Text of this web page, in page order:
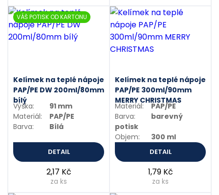
VÁŠ POTISK OD KARTONU
Kelímek na teplé nápoje
PAP/PE DW 200ml/80mm
bílý
Výška:
91 mm
Materiál:
PAP/PE
Barva:
Bílá
DETAIL
2,17 Kč
za ks
Kelímek na teplé nápoje
PAP/PE 300ml/90mm
MERRY CHRISTMAS
Materiál:
PAP/PE
Barva:
barevný
potisk
Objem:
300 ml
DETAIL
1,79 Kč
za ks